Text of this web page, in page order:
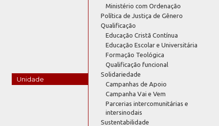
Unidade
Ministério com Ordenação
Política de Justiça de Gênero
Qualificação
Educação Cristã Contínua
Educação Escolar e Universitária
Formação Teológica
Qualificação funcional
Solidariedade
Campanhas de Apoio
Campanha Vai e Vem
Parcerias intercomunitárias e
intersinodais
Sustentabilidade